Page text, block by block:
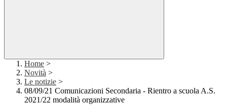
Home >
Novità >
Le notizie >
08/09/21 Comunicazioni Secondaria - Rientro a scuola A.S.
2021/22 modalità organizzative